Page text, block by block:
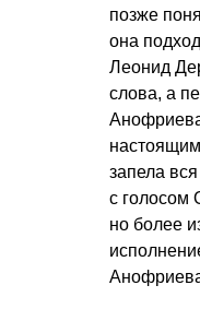
позже
она
Леонид
слова, а
запела
с голосом
но более